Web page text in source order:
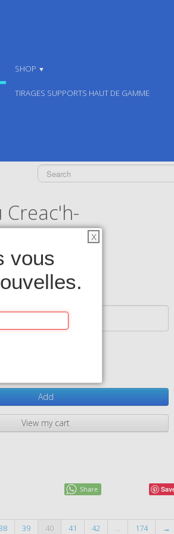
SHOP ▼
TIRAGES SUPPORTS HAUT DE GAMME
Creac'h-
Add
View my cart
Share
39 40 41 42 ... 174 →
X
vous